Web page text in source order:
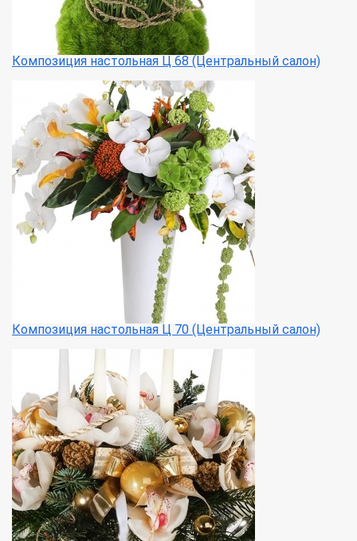
Композиция настольная Ц 68 (Центральный салон)
Композиция настольная Ц 70 (Центральный салон)